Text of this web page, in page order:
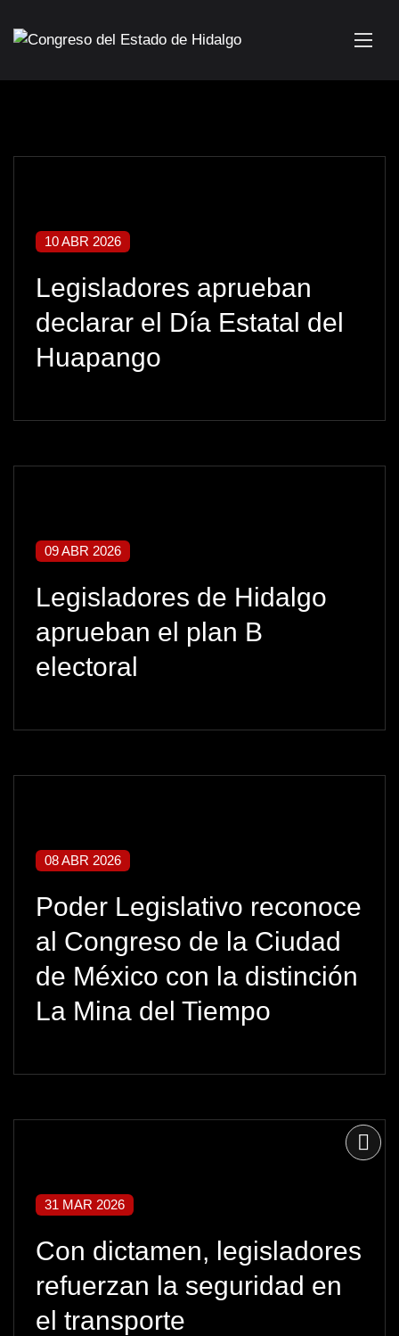
10 ABR 2026
Legisladores aprueban
declarar el Día Estatal del
Huapango
09 ABR 2026
Legisladores de Hidalgo
aprueban el plan B
electoral
08 ABR 2026
Poder Legislativo reconoce
al Congreso de la Ciudad
de México con la distinción
La Mina del Tiempo
31 MAR 2026
Con dictamen, legisladores
refuerzan la seguridad en
el transporte